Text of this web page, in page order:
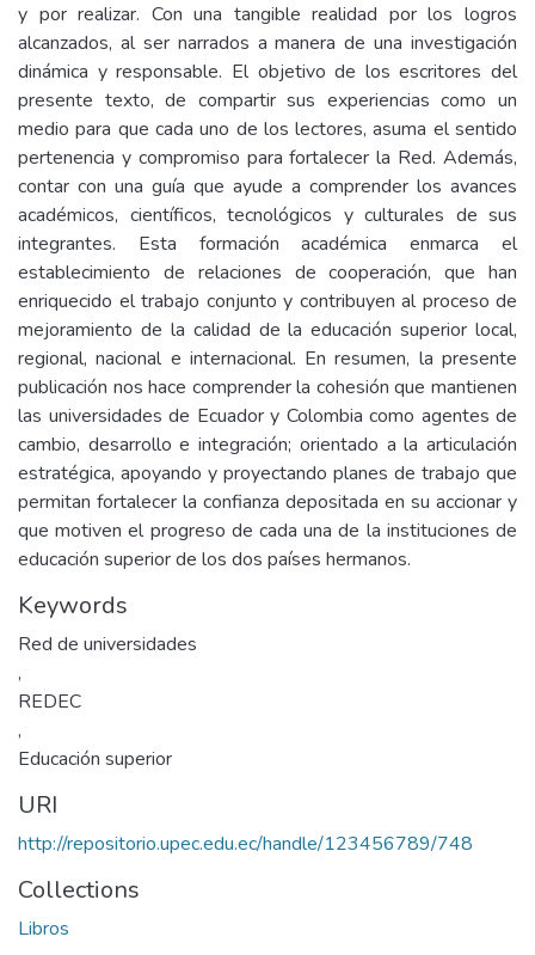
y por realizar. Con una tangible realidad por los logros
alcanzados, al ser narrados a manera de una investigación
dinámica y responsable. El objetivo de los escritores del
presente texto, de compartir sus experiencias como un
medio para que cada uno de los lectores, asuma el sentido
pertenencia y compromiso para fortalecer la Red. Además,
contar con una guía que ayude a comprender los avances
académicos, científicos, tecnológicos y culturales de sus
integrantes. Esta formación académica enmarca el
establecimiento de relaciones de cooperación, que han
enriquecido el trabajo conjunto y contribuyen al proceso de
mejoramiento de la calidad de la educación superior local,
regional, nacional e internacional. En resumen, la presente
publicación nos hace comprender la cohesión que mantienen
las universidades de Ecuador y Colombia como agentes de
cambio, desarrollo e integración; orientado a la articulación
estratégica, apoyando y proyectando planes de trabajo que
permitan fortalecer la confianza depositada en su accionar y
que motiven el progreso de cada una de la instituciones de
educación superior de los dos países hermanos.
Keywords
Red de universidades
,
REDEC
,
Educación superior
URI
http://repositorio.upec.edu.ec/handle/123456789/748
Collections
Libros